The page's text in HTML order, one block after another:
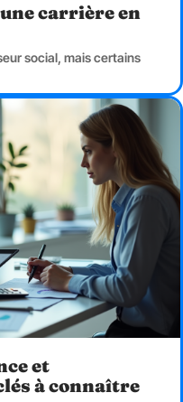
carrière en
social, mais certains
et
à connaître